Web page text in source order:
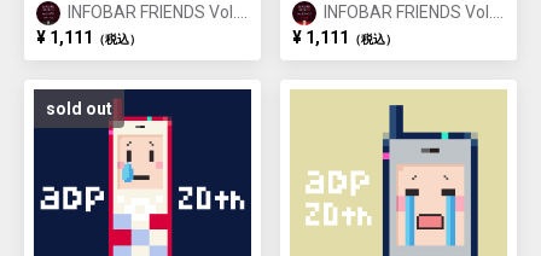
INFOBAR FRIENDS Vol.1
ICHIMATSU ①
¥ 1,111 （税込）
INFOBAR FRIENDS Vol.1
NISHIKIGOI ①
¥ 1,111 （税込）
sold out